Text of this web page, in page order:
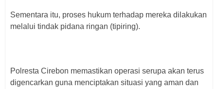
Sementara itu, proses hukum terhadap mereka dilakukan
melalui tindak pidana ringan (tipiring).
Polresta Cirebon memastikan operasi serupa akan terus
digencarkan guna menciptakan situasi yang aman dan